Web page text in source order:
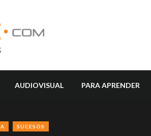
AUDIOVISUAL PARA APRENDER
SUCESOS